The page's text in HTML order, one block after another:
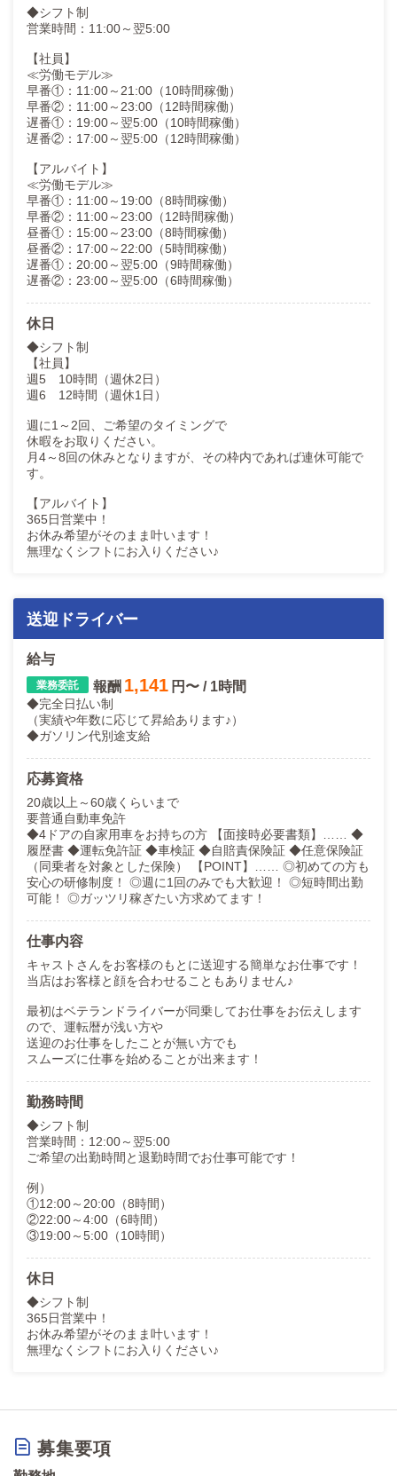
◆シフト制
営業時間：11:00～翌5:00
【社員】
≪労働モデル≫
早番①：11:00～21:00（10時間稼働）
早番②：11:00～23:00（12時間稼働）
遅番①：19:00～翌5:00（10時間稼働）
遅番②：17:00～翌5:00（12時間稼働）
【アルバイト】
≪労働モデル≫
早番①：11:00～19:00（8時間稼働）
早番②：11:00～23:00（12時間稼働）
昼番①：15:00～23:00（8時間稼働）
昼番②：17:00～22:00（5時間稼働）
遅番①：20:00～翌5:00（9時間稼働）
遅番②：23:00～翌5:00（6時間稼働）
休日
◆シフト制
【社員】
週5 10時間（週休2日）
週6 12時間（週休1日）
週に1～2回、ご希望のタイミングで
休暇をお取りください。
月4～8回の休みとなりますが、その枠内であれば連休可能で
す。
【アルバイト】
365日営業中！
お休み希望がそのまま叶います！
無理なくシフトにお入りください♪
送迎ドライバー
給与
報酬 1,141 円〜 / 1時間
◆完全日払い制
（実績や年数に応じて昇給あります♪）
◆ガソリン代別途支給
応募資格
20歳以上～60歳くらいまで
要普通自動車免許
◆4ドアの自家用車をお持ちの方 【面接時必要書類】…… ◆
履歴書 ◆運転免許証 ◆車検証 ◆自賠責保険証 ◆任意保険証
（同乗者を対象とした保険） 【POINT】…… ◎初めての方も
安心の研修制度！ ◎週に1回のみでも大歓迎！ ◎短時間出勤
可能！ ◎ガッツリ稼ぎたい方求めてます！
仕事内容
キャストさんをお客様のもとに送迎する簡単なお仕事です！
当店はお客様と顔を合わせることもありません♪
最初はベテランドライバーが同乗してお仕事をお伝えします
ので、運転暦が浅い方や
送迎のお仕事をしたことが無い方でも
スムーズに仕事を始めることが出来ます！
勤務時間
◆シフト制
営業時間：12:00～翌5:00
ご希望の出勤時間と退勤時間でお仕事可能です！
例）
①12:00～20:00（8時間）
②22:00～4:00（6時間）
③19:00～5:00（10時間）
休日
◆シフト制
365日営業中！
お休み希望がそのまま叶います！
無理なくシフトにお入りください♪
募集要項